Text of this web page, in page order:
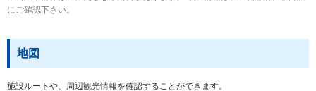
にご確認下さい。
地図
施設ルートや、周辺観光情報を確認することができます。